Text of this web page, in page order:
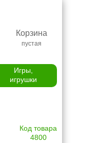
Корзина
пустая
Игры,
игрушки
Код товара
4800